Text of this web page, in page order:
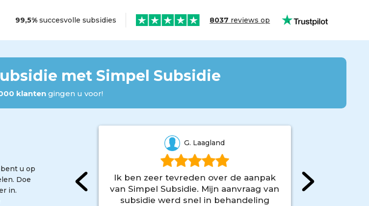
99,5% succesvolle subsidies 8037 reviews op
met Simpel Subsidie
klantengingen u voor!
u op
Doe
in.
G. Laagland
Ik ben zeer tevreden over de aanpak
van Simpel Subsidie. Mijn aanvraag van
subsidie werd snel in behandeling